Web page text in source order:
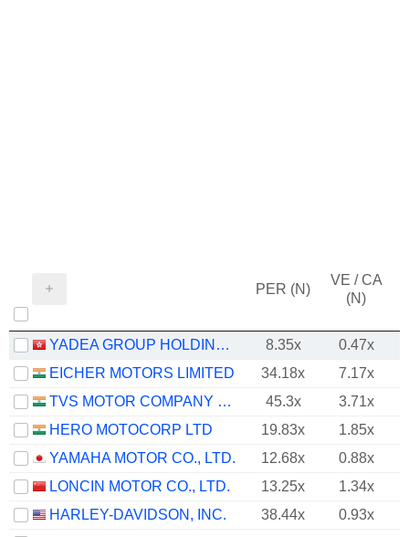
PER (N)
VE / CA
(N)
YADEA GROUP HOLDINGS LTD. 8.35x
0.47x
EICHER MOTORS LIMITED
34.18x 7.17x
TVS MOTOR COMPANY LIMITED
45.3x 3.71x
HERO MOTOCORP LTD
19.83x 1.85x
YAMAHA MOTOR CO., LTD.
12.68x
0.88x
LONCIN MOTOR CO., LTD.
13.25x 1.34x
HARLEY-DAVIDSON, INC.
38.44x 0.93x